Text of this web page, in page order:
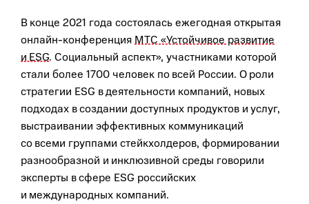
В конце 2021 года состоялась ежегодная открытая
онлайн-конференцияМТС «Устойчивое развитие
и ESG. Социальный аспект», участниками которой
стали более 1700 человек по всей России. О роли
стратегии ESG в деятельности компаний, новых
подходах в создании доступных продуктов и услуг,
выстраивании эффективных коммуникаций
со всеми группами стейкхолдеров, формировании
разнообразной и инклюзивной среды говорили
эксперты в сфере ESG российских
и международных компаний.